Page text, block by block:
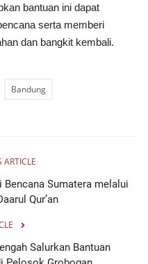
bantuan ini dapat
serta memberi
dan bangkit kembali.
Bandung
ARTICLE
Bencana Sumatera melalui
Qur’an
Salurkan Bantuan